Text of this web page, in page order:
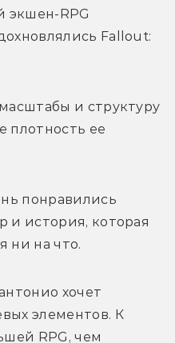
экшен-RPG
Fallout:
и структуру
плотность ее
понравились
и история, которая
ни на что.
хочет
элементов. К
RPG, чем